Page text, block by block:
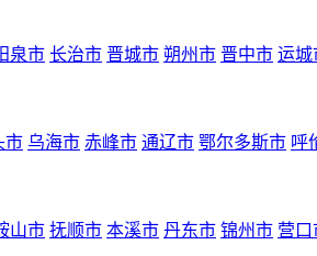
泉市 长治市 晋城市 朔州市 晋中市 运城
市 乌海市 赤峰市 通辽市 鄂尔多斯市 呼
山市 抚顺市 本溪市 丹东市 锦州市 营口